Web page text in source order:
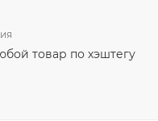
товар по хэштегу